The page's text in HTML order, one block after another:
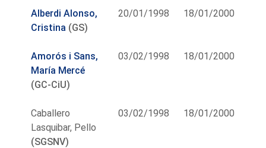
Alberdi Alonso,
Cristina (GS)
20/01/1998 18/01/2000
Amorós i Sans,
María Mercé
(GC-CiU)
03/02/1998 18/01/2000
Caballero
Lasquibar, Pello
(SGSNV)
03/02/1998 18/01/2000